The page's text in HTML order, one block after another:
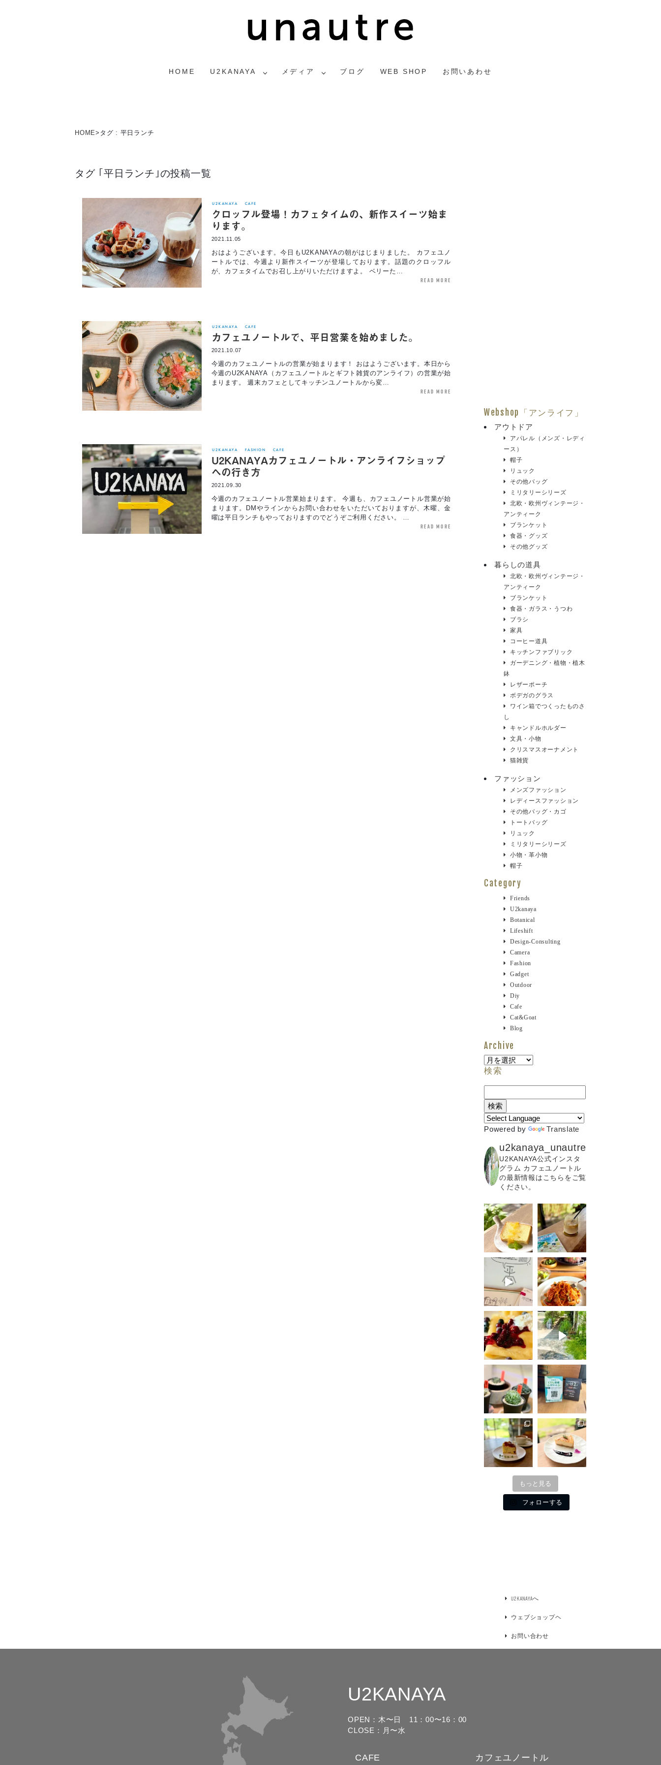
HOME U2KANAYA メディア ブログ WEB SHOP お問いあわせ
HOME> タグ : 平日ランチ
タグ ｢平日ランチ｣の投稿一覧
U2KANAYA CAFE
クロッフル登場！カフェタイムの、新作スイーツ始ま
ります。
2021.11.05
おはようございます。今日もU2KANAYAの朝がはじまりました。 カフェユノ
ートルでは、今週より新作スイーツが登場しております。話題のクロッフル
が、カフェタイムでお召し上がりいただけますよ。 ベリーた…
read more
U2KANAYA CAFE
カフェユノートルで、平日営業を始めました。
2021.10.07
今週のカフェユノートルの営業が始まります！ おはようございます。本日から
今週のU2KANAYA（カフェユノートルとギフト雑貨のアンライフ）の営業が始
まります。 週末カフェとしてキッチンユノートルから変…
read more
U2KANAYA FASHION CAFE
U2KANAYAカフェユノートル・アンライフショップ
への行き方
2021.09.30
今週のカフェユノートル営業始まります。 今週も、カフェユノートル営業が始
まります。DMやラインからお問い合わせをいただいておりますが、木曜、金
曜は平日ランチもやっておりますのでどうぞご利用ください。 …
read more
Webshop「アンライフ」
アウトドア
アパレル（メンズ・レディ
ース）
帽子
リュック
その他バッグ
ミリタリーシリーズ
北欧・欧州ヴィンテージ・
アンティーク
ブランケット
食器・グッズ
その他グッズ
暮らしの道具
北欧・欧州ヴィンテージ・
アンティーク
ブランケット
食器・ガラス・うつわ
ブラシ
家具
コーヒー道具
キッチンファブリック
ガーデニング・植物・植木
鉢
レザーポーチ
ボデガのグラス
ワイン箱でつくったものさ
し
キャンドルホルダー
文具・小物
クリスマスオーナメント
猫雑貨
ファッション
メンズファッション
レディースファッション
その他バッグ・カゴ
トートバッグ
リュック
ミリタリーシリーズ
小物・革小物
帽子
Category
Friends
U2kanaya
Botanical
Lifeshift
Design-Consulting
Camera
Fashion
Gadget
Outdoor
Diy
Cafe
Cat&goat
Blog
Archive
Archive
検索
索:
Powered by Translate
u2kanaya_unautre
U2KANAYA公式インスタ
グラム カフェユノートル
の最新情報はこちらをご覧
ください。
もっと見る
フォローする
U2KANAYAへ
ウェブショップヘ
お問い合わせ
U2KANAYA
OPEN：木〜日 11：00〜16：00
CLOSE：月〜水
CAFE カフェユノートル